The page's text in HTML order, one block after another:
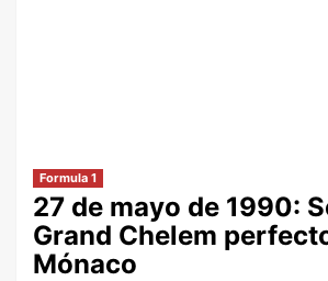
Formula 1
27 de mayo de 1990:
Grand Chelem
Mónaco